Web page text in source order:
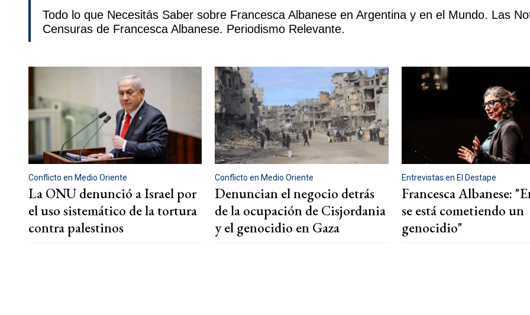
Todo lo que Necesitás Saber sobre Francesca Albanese en Argentina y en el Mundo. Las
Censuras de Francesca Albanese. Periodismo Relevante.
Conflicto en Medio Oriente
La ONU denunció a Israel por
el uso sistemático de la tortura
contra palestinos
Conflicto en Medio Oriente
Denuncian el negocio detrás
de la ocupación de Cisjordania
y el genocidio en Gaza
Entrevistas en El Destape
Francesca Albanese:
se está cometiendo un
genocidio"